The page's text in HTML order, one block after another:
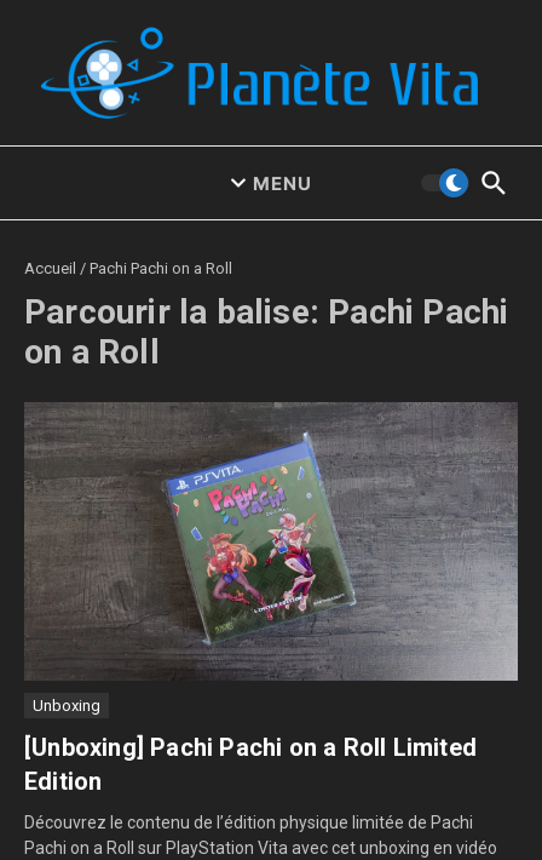
MENU
Accueil / Pachi Pachi on a Roll
Parcourir la balise: Pachi Pachi
on a Roll
Unboxing
[Unboxing] Pachi Pachi on a Roll Limited
Edition
Découvrez le contenu de l’édition physique limitée de Pachi
Pachi on a Roll sur PlayStation Vita avec cet unboxing en vidéo